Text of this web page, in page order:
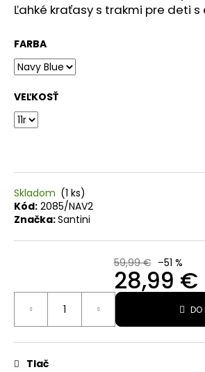
Ľahké kraťasy s trakmi pre deti
FARBA
VEĽKOSŤ
Skladom (1 ks)
Kód: 2085/NAV2
Značka:Santini
59,99 € –51 %
28,99 €
Jednotková
DO
Tlač
d
o
r
ú
č
a
e
TREK
CIRCUIT
THERMAL
89,99
Pôvodne:
99,99
€